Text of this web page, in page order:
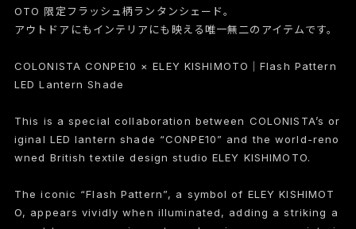
OTO 限定フラッシュ柄ランタンシェード。
アウトドアにもインテリアにも映える唯一無二のアイテムです。
COLONISTA CONPE10 × ELEY KISHIMOTO｜Flash Pattern
LED Lantern Shade
This is a special collaboration between COLONISTA’s or
iginal LED lantern shade “CONPE10” and the world-reno
wned British textile design studio ELEY KISHIMOTO.
The iconic “Flash Pattern”, a symbol of ELEY KISHIMOT
O, appears vividly when illuminated, adding a striking a